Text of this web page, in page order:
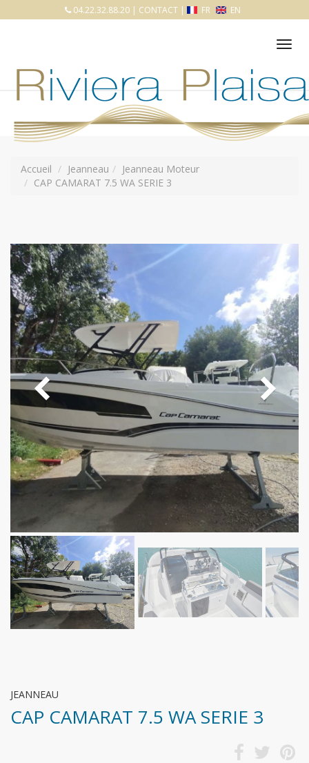
04.22.32.88.20 | CONTACT | FR EN
Accueil Jeanneau
Jeanneau Moteur
CAP CAMARAT 7.5 WA SERIE 3
JEANNEAU
CAP CAMARAT 7.5 WA SERIE 3